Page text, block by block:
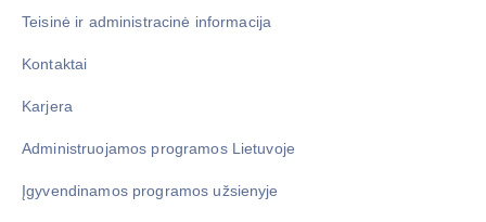
Teisinė ir administracinė informacija
Kontaktai
Karjera
Administruojamos programos Lietuvoje
Įgyvendinamos programos užsienyje